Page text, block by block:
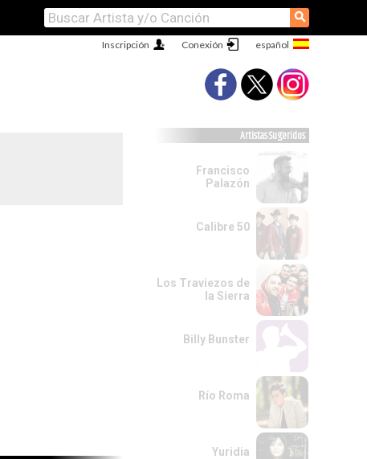
⚲
Conexión
Inscripción
Artistas Sugeridos
Francisco
Palazón
Calibre 50
Los Traviezos de
la Sierra
Billy Bunster
Río Roma
Yuridia